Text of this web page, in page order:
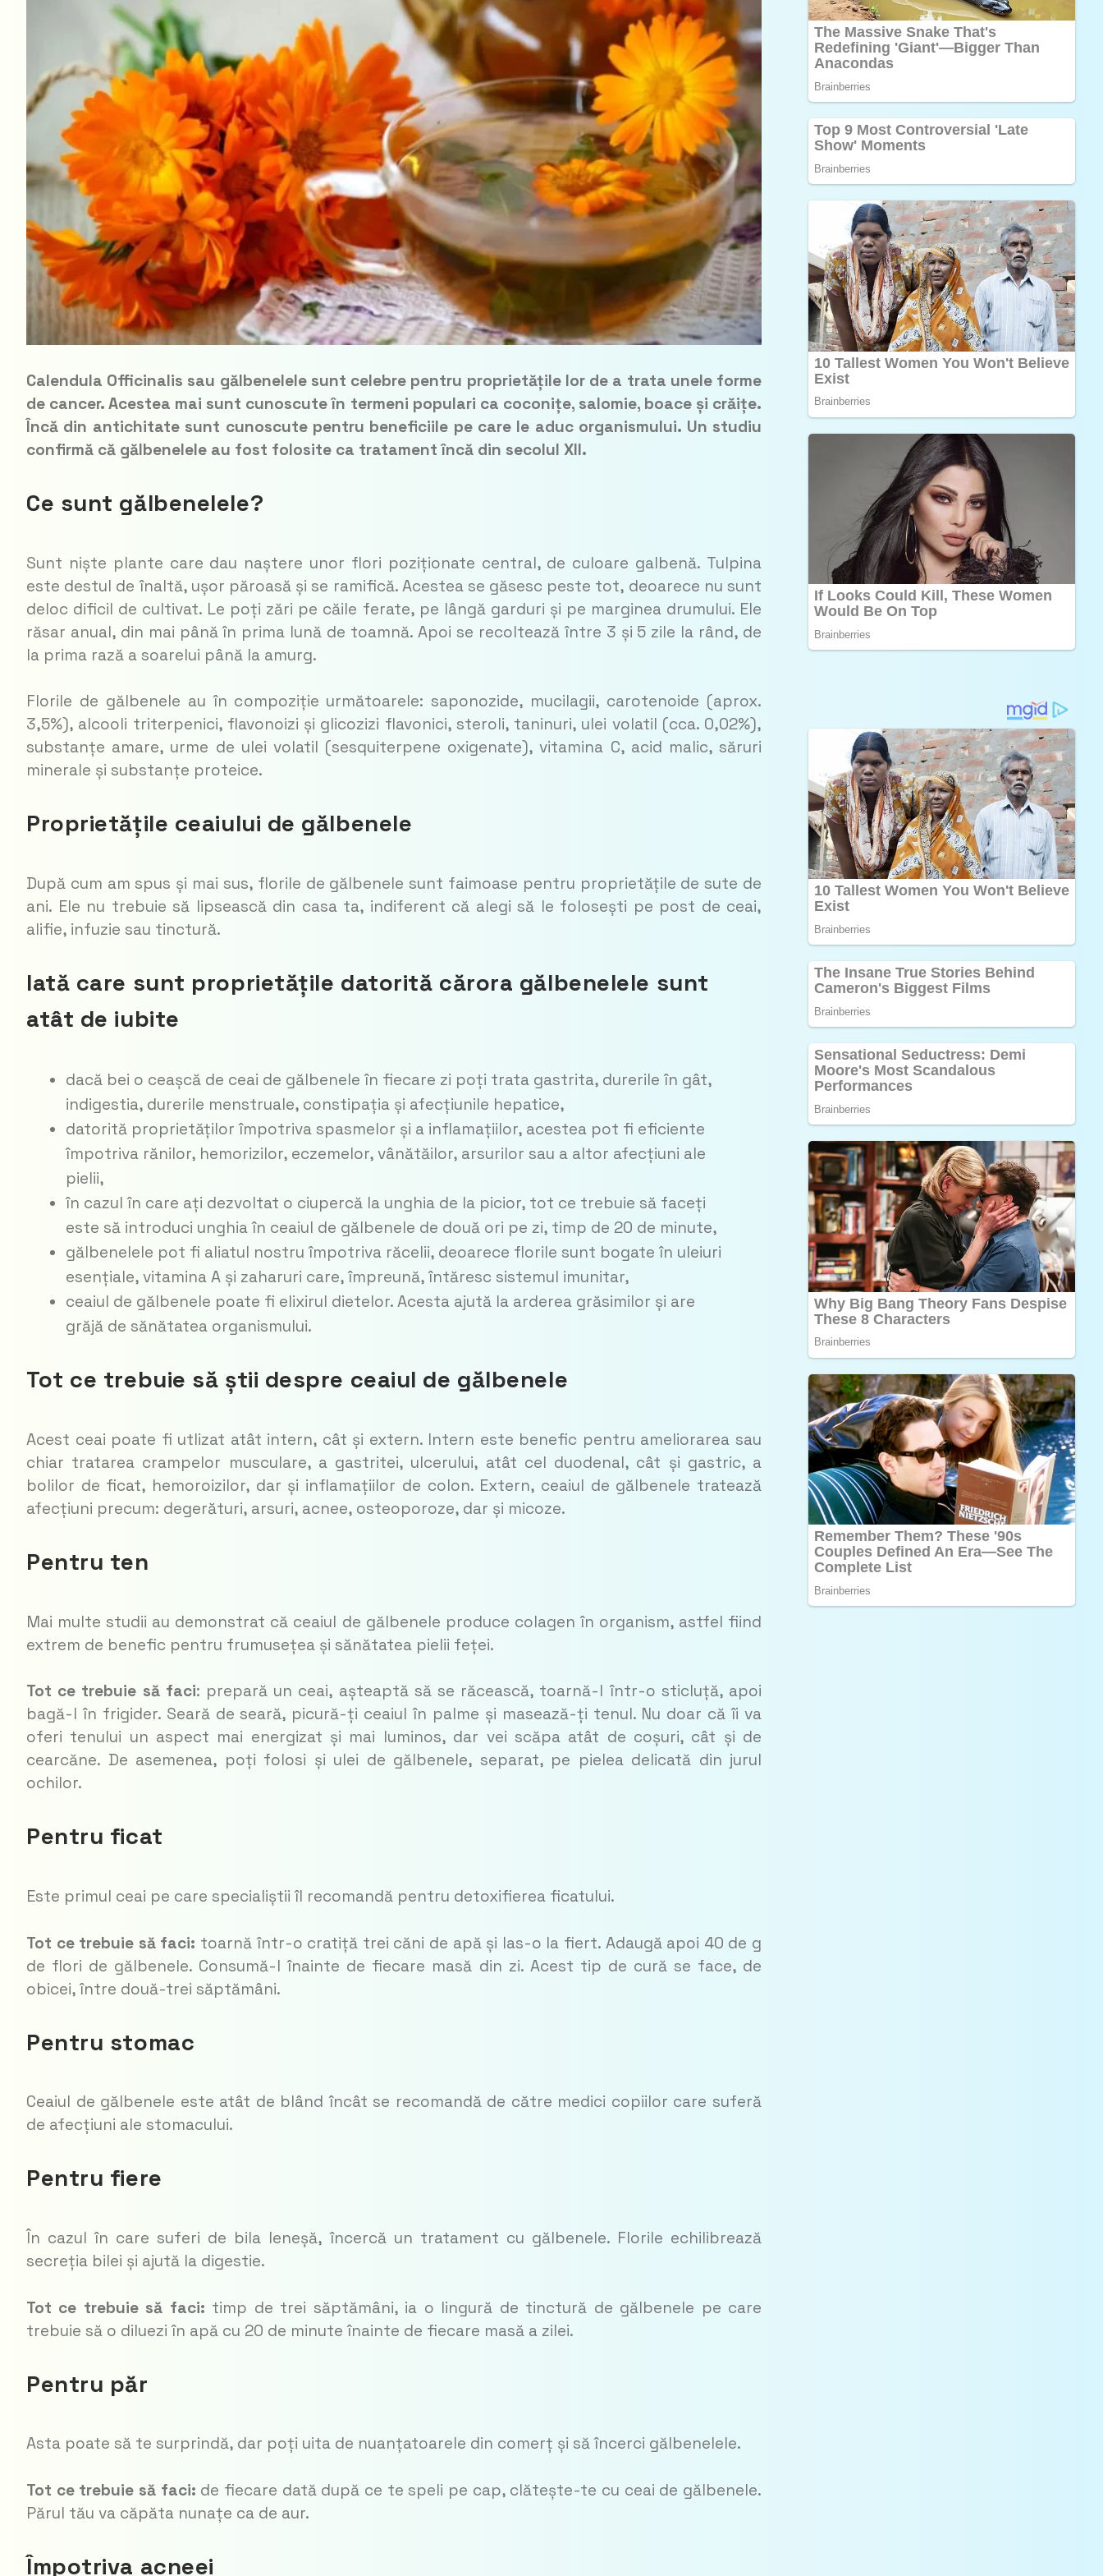
Calendula Officinalis sau gălbenelele sunt celebre pentru proprietățile lor de a trata unele forme
de cancer. Acestea mai sunt cunoscute în termeni populari ca coconițe, salomie, boace și crăițe.
Încă din antichitate sunt cunoscute pentru beneficiile pe care le aducorganismului. Un studiu
confirmă că gălbenelele au fost folosite ca tratament încă din secolul XII.
Ce sunt gălbenelele?
Sunt niște plante care dau naștere unor flori poziționate central, de culoare galbenă. Tulpina
este destul de înaltă, ușor păroasă și se ramifică. Acestea se găsesc peste tot, deoarece nu sunt
deloc dificil de cultivat. Le poți zări pe căile ferate, pe lângă garduri și pe marginea drumului. Ele
răsar anual, din mai până în prima lună de toamnă. Apoi se recoltează între 3 și 5 zile la rând, de
la prima rază a soarelui până la amurg.
Florile de gălbenele au în compoziție următoarele: saponozide, mucilagii, carotenoide (aprox.
3,5%), alcooli triterpenici, flavonoizi și glicozizi flavonici, steroli, taninuri, ulei volatil (cca. 0,02%),
substanțe amare, urme de ulei volatil (sesquiterpene oxigenate), vitamina C, acid malic, săruri
minerale și substanțe proteice.
Proprietățile ceaiului de gălbenele
După cum am spus și mai sus, florile de gălbenele sunt faimoase pentru proprietățile de sute de
ani. Ele nu trebuie să lipsească din casa ta, indiferent că alegi să le folosești pe post de ceai,
alifie, infuzie sau tinctură.
Iată care sunt proprietățile datorită cărora gălbenelele sunt
atât de iubite
dacă bei o ceașcă de ceai de gălbenele în fiecare zi poți trata gastrita, durerile în gât,
indigestia, durerile menstruale, constipația și afecțiunile hepatice,
datorită proprietăților împotriva spasmelor și a inflamațiilor, acestea pot fi eficiente
împotriva rănilor, hemorizilor, eczemelor, vânătăilor, arsurilor sau a altor afecțiuni ale
pielii,
în cazul în care ați dezvoltat o ciupercă la unghia de la picior, tot ce trebuie să faceți
este să introduci unghia în ceaiul de gălbenele de două ori pe zi, timp de 20 de minute,
gălbenelele pot fi aliatul nostru împotriva răcelii, deoarece florile sunt bogate în uleiuri
esențiale, vitamina A și zaharuri care, împreună, întăresc sistemul imunitar,
ceaiul de gălbenele poate fi elixirul dietelor. Acesta ajută la arderea grăsimilor și are
grăjă de sănătatea organismului.
Tot ce trebuie să știi despre ceaiul de gălbenele
Acest ceai poate fi utlizat atât intern, cât și extern. Intern este benefic pentru ameliorarea sau
chiar tratarea crampelor musculare, a gastritei, ulcerului, atât cel duodenal, cât și gastric, a
bolilor de ficat, hemoroizilor, dar și inflamațiilor de colon. Extern, ceaiul de gălbenele tratează
afecțiuni precum: degerături, arsuri, acnee, osteoporoze, dar și micoze.
Pentru ten
Mai multe studii au demonstrat că ceaiul de gălbenele produce colagen în organism, astfel fiind
extrem de benefic pentru frumusețea și sănătatea pielii feței.
Tot ce trebuie să faci: prepară un ceai, așteaptă să se răcească, toarnă-l într-o sticluță, apoi
bagă-l în frigider. Seară de seară, picură-ți ceaiul în palme și masează-ți tenul. Nu doar că îi va
oferi tenului un aspect mai energizat și mai luminos, dar vei scăpa atât de coșuri, cât și de
cearcăne. De asemenea, poți folosi și ulei de gălbenele, separat, pe pielea delicată din jurul
ochilor.
Pentru ficat
Este primul ceai pe care specialiștii îl recomandă pentru detoxifierea ficatului.
Tot ce trebuie să faci: toarnă într-o cratiță trei căni de apă și las-o la fiert. Adaugă apoi 40 de g
de flori de gălbenele. Consumă-l înainte de fiecare masă din zi. Acest tip de cură se face, de
obicei, între două-trei săptămâni.
Pentru stomac
Ceaiul de gălbenele este atât de blând încât se recomandă de către medici copiilor care suferă
de afecțiuni ale stomacului.
Pentru fiere
În cazul în care suferi de bila leneșă,încercă un tratament cu gălbenele. Florile echilibrează
secreția bilei și ajută la digestie.
Tot ce trebuie să faci: timp de trei săptămâni, ia o lingură de tinctură de gălbenele pe care
trebuie să o diluezi în apă cu 20 de minute înainte de fiecare masă a zilei.
Pentru păr
Asta poate să te surprindă, dar poți uita de nuanțatoarele din comerț și să încerci gălbenelele.
Tot ce trebuie să faci: de fiecare dată după ce te speli pe cap, clătește-te cu ceai de gălbenele.
Părul tău va căpăta nunațe ca de aur.
Împotriva acneei